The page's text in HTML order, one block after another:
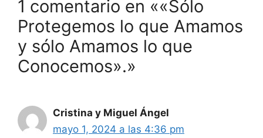
1 comentario en ««Sólo
Protegemos lo que Amamos
y sólo Amamos lo que
Conocemos».»
Cristina y Miguel Ángel
mayo 1, 2024 a las 4:36 pm